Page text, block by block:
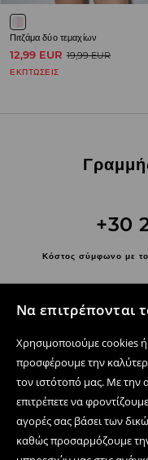
Να επιτρέπονται
Χρησιμοποιούμε cookies ή
προσφέρουμε την
τον ιστότοπό μας. Με
επιτρέπετε να
αγορές σας βάσει των
καθώς προσαρμόζουμε
Πιτζάμα δύο τεμαχίων
12,99 EUR 19,99 EUR
ΕΚΠΤΩΣΕΙΣ
+30
Κόστος σύμφωνο με
Κέντρο βοήθειας
Ηλεκτρονικές αγορές